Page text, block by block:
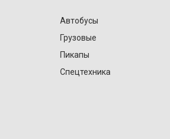
Автобусы
Грузовые
Пикапы
Спецтехника